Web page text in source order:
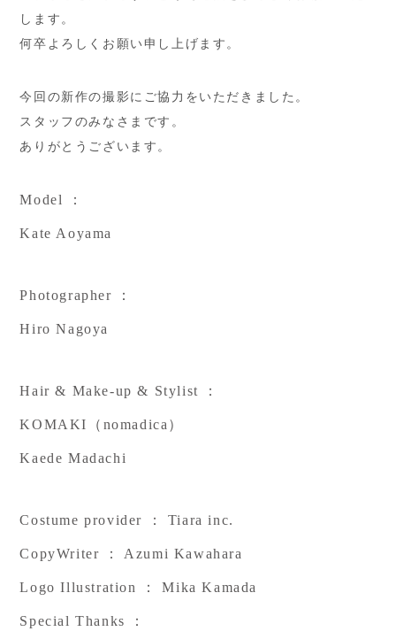
します。
何卒よろしくお願い申し上げます。
今回の新作の撮影にご協力をいただきました。
スタッフのみなさまです。
ありがとうございます。
Model ：
Kate Aoyama
Photographer ：
Hiro Nagoya
Hair & Make-up & Stylist ：
KOMAKI（nomadica）
Kaede Madachi
Costume provider ： Tiara inc.
CopyWriter ： Azumi Kawahara
Logo Illustration ： Mika Kamada
Special Thanks ：